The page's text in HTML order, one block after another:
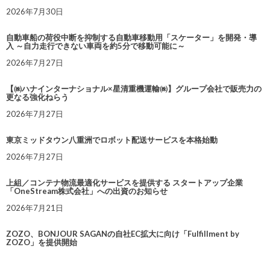
2026年7月30日
自動車船の荷役中断を抑制する自動車移動用「スケーター」を開発・導
入 ～自力走行できない車両を約5分で移動可能に～
2026年7月27日
【㈱ハナインターナショナル×星清重機運輸㈱】グループ会社で販売力の
更なる強化ねらう
2026年7月27日
東京ミッドタウン八重洲でロボット配送サービスを本格始動
2026年7月27日
上組／コンテナ物流最適化サービスを提供する スタートアップ企業
「OneStream株式会社」への出資のお知らせ
2026年7月21日
ZOZO、BONJOUR SAGANの自社EC拡大に向け「Fulfillment by
ZOZO」を提供開始